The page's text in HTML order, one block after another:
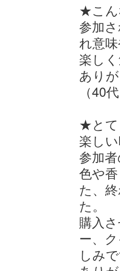
★こん
参加
れ意
楽し
あり
（40
★とて
楽し
参加
色や
た、
た。
購入
ー、
しみで